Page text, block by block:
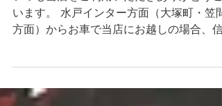
水戸インター方面から車で
お越しのお客さま
いつも当店をご利用いただきありがとうご
方面）からお車で当店にお越しの場合、信